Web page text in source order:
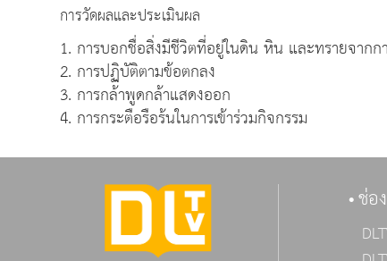
การวัดผลและประเมินผล
1. การบอกชื่อสิ่งมีชีวิตที่อยู่ในดิน หิน และทรายจากก
2. การปฏิบัติตามข้อตกลง
3. การกล้าพูดกล้าแสดงออก
4. การกระตือรือร้นในการเข้าร่วมกิจกรรม
ช่อ